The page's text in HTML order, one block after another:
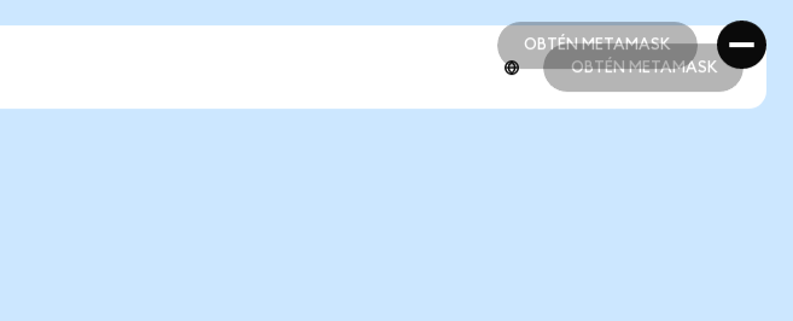
OBTÉN METAMASK
OBTÉN METAMASK
OBTÉN METAMASK